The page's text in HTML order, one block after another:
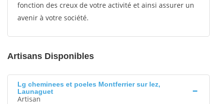
fonction des creux de votre activité et ainsi assurer un
avenir à votre société.
Artisans Disponibles
Lg cheminees et poeles Montferrier sur lez,
Launaguet
Artisan